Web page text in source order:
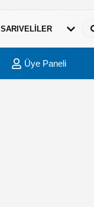
SARIVELİLER
Üye Paneli